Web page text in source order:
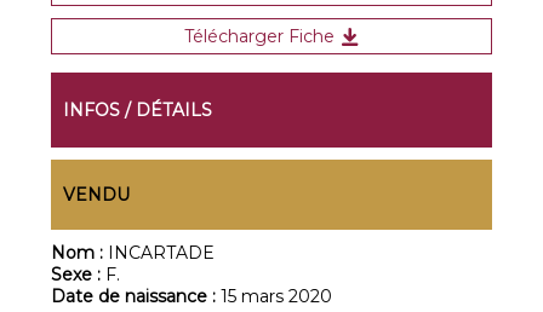
Télécharger Fiche
INFOS / DÉTAILS
VENDU
Nom : INCARTADE
Sexe : F.
Date de naissance :15 mars 2020